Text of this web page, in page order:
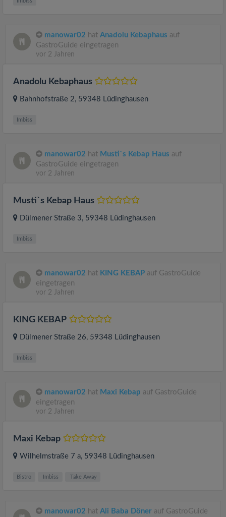
manowar02 hat Anadolu Kebaphaus auf
GastroGuide eingetragen
vor 2 Jahren
Anadolu Kebaphaus
Bahnhofstraße 2, 59348 Lüdinghausen
Imbiss
manowar02 hat Musti`s Kebap Haus auf
GastroGuide eingetragen
vor 2 Jahren
Musti`s Kebap Haus
Dülmener Straße 3, 59348 Lüdinghausen
Imbiss
manowar02 hat KING KEBAP auf GastroGuide
eingetragen
vor 2 Jahren
KING KEBAP
Dülmener Straße 26, 59348 Lüdinghausen
Imbiss
manowar02 hat Maxi Kebap auf GastroGuide
eingetragen
vor 2 Jahren
Maxi Kebap
Wilhelmstraße 7 a, 59348 Lüdinghausen
Bistro Imbiss Take Away
manowar02 hat Ali Baba Döner auf GastroGuide